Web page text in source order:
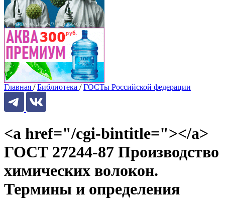
Главная / Библиотека / ГОСТы Российской федерации
<a href="/cgi-bintitle="></a>
ГОСТ 27244-87 Производство
химических волокон.
Термины и определения